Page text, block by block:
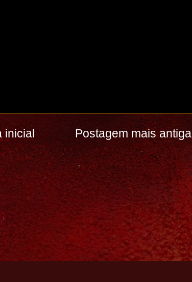
Postagem mais antiga
inicial